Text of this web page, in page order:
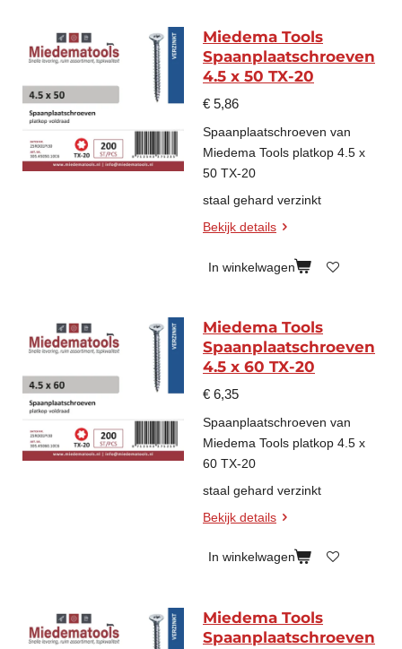
Miedema Tools
Spaanplaatschroeven
4.5 x 50 TX-20
€ 5,86
Spaanplaatschroeven van
Miedema Tools platkop 4.5 x
50 TX-20
staal gehard verzinkt
Bekijk details
In winkelwagen
Miedema Tools
Spaanplaatschroeven
4.5 x 60 TX-20
€ 6,35
Spaanplaatschroeven van
Miedema Tools platkop 4.5 x
60 TX-20
staal gehard verzinkt
Bekijk details
In winkelwagen
Miedema Tools
Spaanplaatschroeven